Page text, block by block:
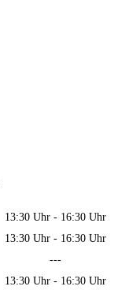
13:30 Uhr - 16:30 Uhr
13:30 Uhr - 16:30 Uhr
---
13:30 Uhr - 16:30 Uhr